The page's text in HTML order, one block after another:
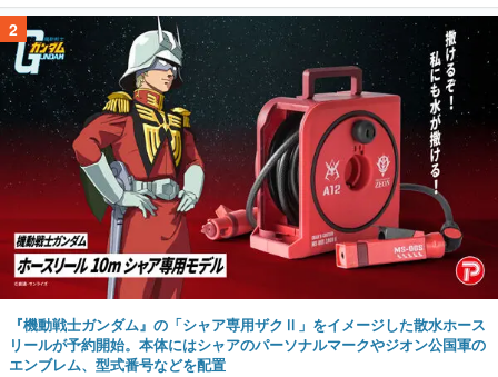
2
『機動戦士ガンダム』の「シャア専用ザクⅡ」をイメージした散水ホース
リールが予約開始。本体にはシャアのパーソナルマークやジオン公国軍の
エンブレム、型式番号などを配置